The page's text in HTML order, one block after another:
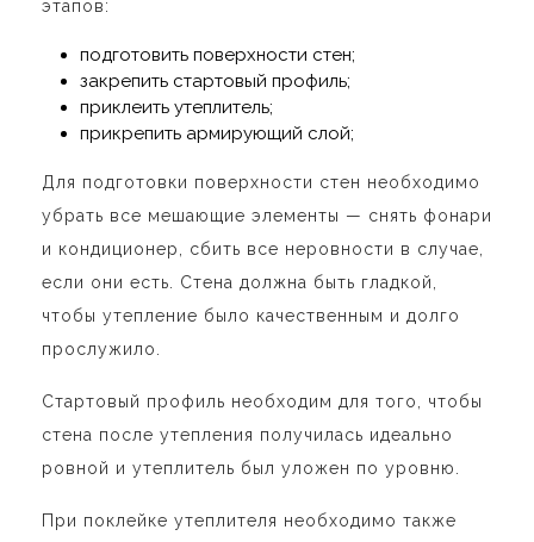
этапов:
подготовить поверхности стен;
закрепить стартовый профиль;
приклеить утеплитель;
прикрепить армирующий слой;
Для подготовки поверхности стен необходимо
убрать все мешающие элементы — снять фонари
и кондиционер, сбить все неровности в случае,
если они есть. Стена должна быть гладкой,
чтобы утепление было качественным и долго
прослужило.
Стартовый профиль необходим для того, чтобы
стена после утепления получилась идеально
ровной и утеплитель был уложен по уровню.
При поклейке утеплителя необходимо также